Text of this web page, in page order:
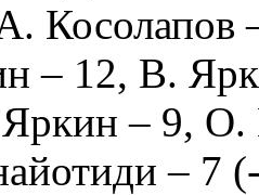
Косолапов
– 12, В.
– 9, О.
– 7 (